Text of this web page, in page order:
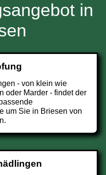
in
- von klein wie
oder Marder - findet der
um Sie in Briesen von